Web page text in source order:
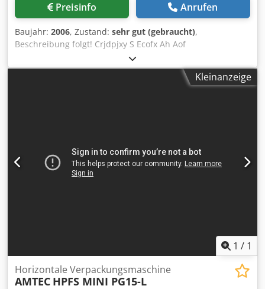
Preisinfo Anrufen
Baujahr: 2006, Zustand: sehr gut (gebraucht),
Beschreibung folgt! Crjdpjxy S Ecofx Ah Aof
Kleinanzeige
1 / 1
Horizontale Verpackungsmaschine
AMTEC HPFS MINI PG15-L